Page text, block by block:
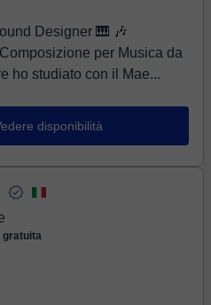
Designer 🎹 🎶
per Musica da
ho studiato con il Mae...
disponibilità
gratuita